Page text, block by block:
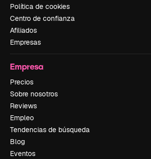
Política de cookies
Centro de confianza
Afiliados
Empresas
Empresa
Precios
Sobre nosotros
Reviews
Empleo
Tendencias de búsqueda
Blog
Eventos